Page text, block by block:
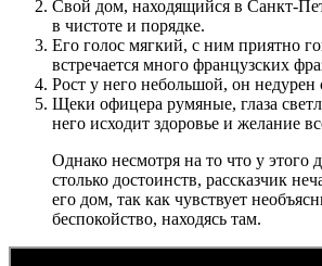
Свой дом, находящийся в Санкт-
в чистоте и порядке.
Его голос мягкий, с ним приятно
встречается много французских
Рост у него небольшой, он недурен
Щеки офицера румяные, глаза
него исходит здоровье и желание
Однако несмотря на то что у этого
столько достоинств, рассказчик
его дом, так как чувствует
беспокойство, находясь там.